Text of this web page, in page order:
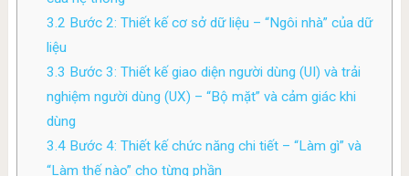
3.2 Bước 2: Thiết kế cơ sở dữ liệu – “Ngôi nhà” của dữ
liệu
3.3 Bước 3: Thiết kế giao diện người dùng (UI) và trải
nghiệm người dùng (UX) – “Bộ mặt” và cảm giác khi
dùng
3.4 Bước 4: Thiết kế chức năng chi tiết – “Làm gì” và
“Làm thế nào” cho từng phần